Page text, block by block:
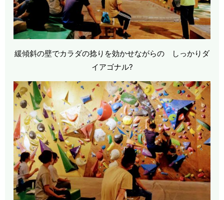
緩傾斜の壁でカラダの捻りを効かせながらの しっかりダ
イアゴナル?